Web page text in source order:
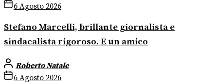
6 Agosto 2026
Stefano Marcelli, brillante giornalista e
sindacalista rigoroso. E un amico
Roberto Natale
6 Agosto 2026